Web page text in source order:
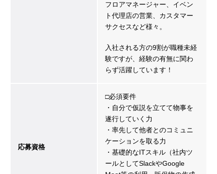
フロアマネージャー、イベン
ト代理店の営業、カスタマー
サクセスなど様々。
入社される方の9割が職種未経
験ですが、経験の有無に関わ
らず活躍しています！
応募資格
□必須要件
・自分で仮説を立てて物事を
遂行していく力
・率先して他者とのコミュニ
ケーションを取る力
・基礎的なITスキル（社内ツ
ールとしてSlackやGoogle